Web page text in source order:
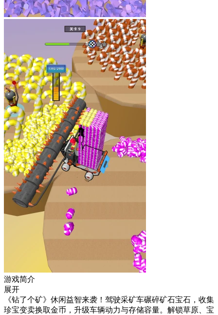
游戏简介
展开
《钻了个矿》休闲益智来袭！驾驶采矿车碾碎矿石宝石，收集
珍宝变卖换取金币，升级车辆动力与存储容量。解锁草原、宝